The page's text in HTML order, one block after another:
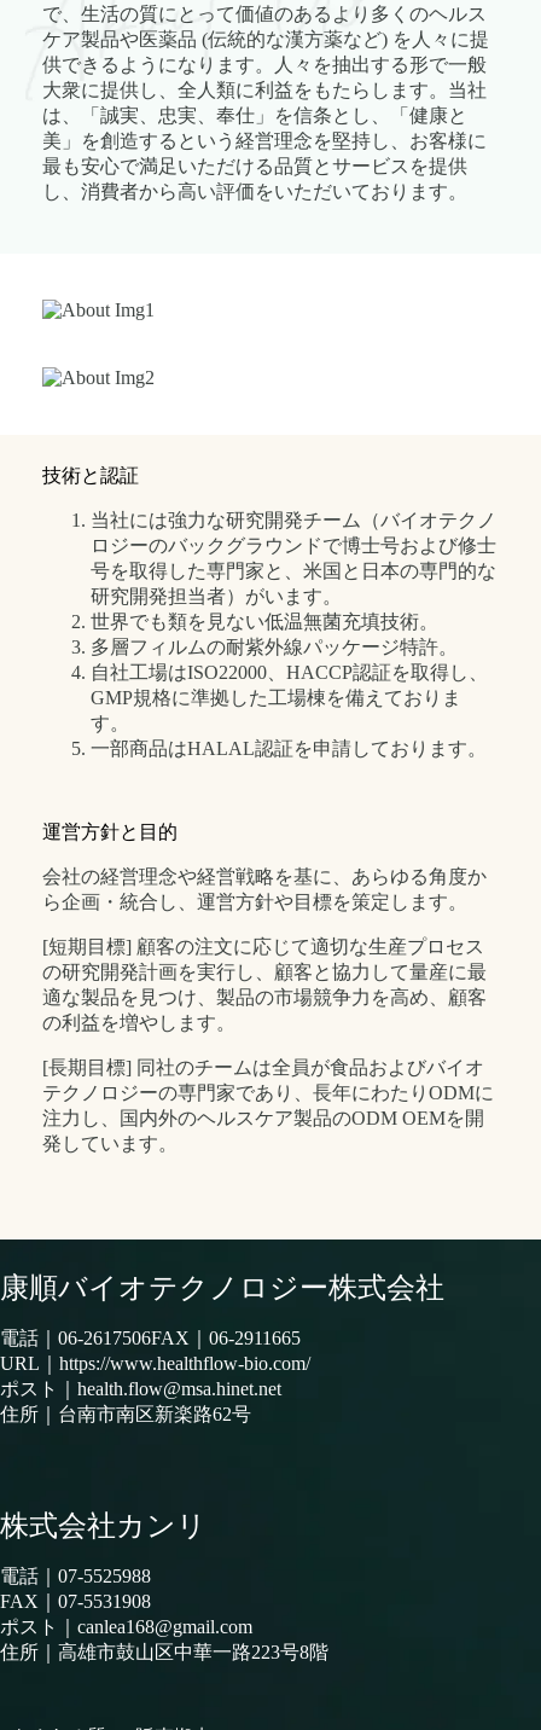
で、生活の質にとって価値のあるより多くのヘルス
ケア製品や医薬品 (伝統的な漢方薬など) を人々に提
供できるようになります。人々を抽出する形で一般
大衆に提供し、全人類に利益をもたらします。当社
は、「誠実、忠実、奉仕」を信条とし、「健康と
美」を創造するという経営理念を堅持し、お客様に
最も安心で満足いただける品質とサービスを提供
し、消費者から高い評価をいただいております。
技術と認証
当社には強力な研究開発チーム（バイオテクノ
ロジーのバックグラウンドで博士号および修士
号を取得した専門家と、米国と日本の専門的な
研究開発担当者）がいます。
世界でも類を見ない低温無菌充填技術。
多層フィルムの耐紫外線パッケージ特許。
自社工場はISO22000、HACCP認証を取得し、
GMP規格に準拠した工場棟を備えておりま
す。
一部商品はHALAL認証を申請しております。
運営方針と目的
会社の経営理念や経営戦略を基に、あらゆる角度か
ら企画・統合し、運営方針や目標を策定します。
[短期目標] 顧客の注文に応じて適切な生産プロセス
の研究開発計画を実行し、顧客と協力して量産に最
適な製品を見つけ、製品の市場競争力を高め、顧客
の利益を増やします。
[長期目標] 同社のチームは全員が食品およびバイオ
テクノロジーの専門家であり、 長年にわたりODMに
注力し
、国内外のヘルスケア製品のODM OEMを開
発しています。
康順バイオテクノロジー株式会社
電話｜ 06-2617506FAX｜06-2911665
URL｜ https://www.healthflow-bio.com/
ポスト｜ health.flow@msa.hinet.net
住所｜ 台南市南区新楽路62号
株式会社カンリ
電話｜ 07-5525988
FAX｜07-5531908
ポスト｜ canlea168@gmail.com
住所｜ 高雄市鼓山区中華一路223号8階